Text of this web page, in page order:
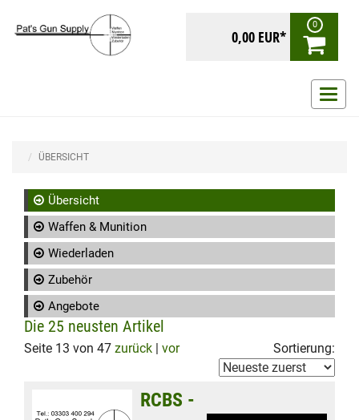
0,00 EUR*
0
ein-/
ÜBERSICHT
Übersicht
Waffen & Munition
Wiederladen
Zubehör
Angebote
Die 25 neusten Artikel
Seite 13 von 47 zurück | vor Sortierung:
RCBS -